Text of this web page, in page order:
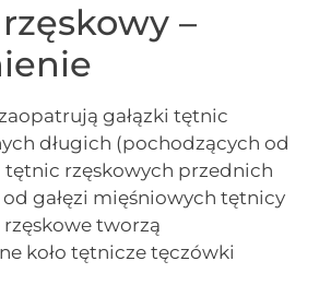
–
gałązki tętnic
długich (pochodzących od
tętnic rzęskowych przednich
gałęzi mięśniowych tętnicy
tworzą
koło tętnicze tęczówki